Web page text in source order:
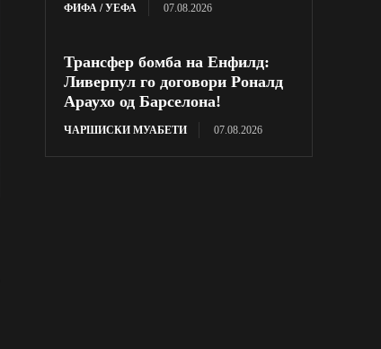
ФИФА / УЕФА 07.08.2026
Трансфер бомба на Енфилд:
Ливерпул го договори Роналд
Араухо од Барселона!
ЧАРШИСКИ МУАБЕТИ 07.08.2026